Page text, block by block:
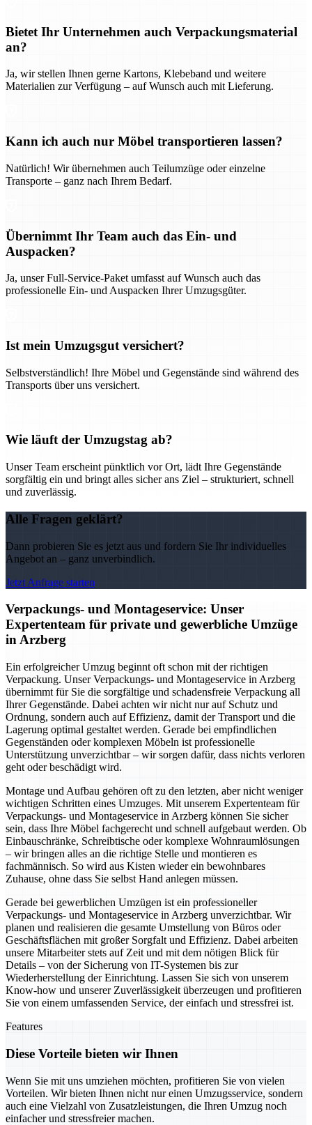
Bietet Ihr Unternehmen auch Verpackungsmaterial
an?
Ja, wir stellen Ihnen gerne Kartons, Klebeband und weitere
Materialien zur Verfügung – auf Wunsch auch mit Lieferung.
Kann ich auch nur Möbel transportieren lassen?
Natürlich! Wir übernehmen auch Teilumzüge oder einzelne
Transporte – ganz nach Ihrem Bedarf.
Übernimmt Ihr Team auch das Ein- und
Auspacken?
Ja, unser Full-Service-Paket umfasst auf Wunsch auch das
professionelle Ein- und Auspacken Ihrer Umzugsgüter.
Ist mein Umzugsgut versichert?
Selbstverständlich! Ihre Möbel und Gegenstände sind während des
Transports über uns versichert.
Wie läuft der Umzugstag ab?
Unser Team erscheint pünktlich vor Ort, lädt Ihre Gegenstände
sorgfältig ein und bringt alles sicher ans Ziel – strukturiert, schnell
und zuverlässig.
Alle Fragen geklärt?
Dann probieren Sie es jetzt aus und fordern Sie Ihr individuelles
Angebot an – ganz unverbindlich.
Jetzt Anfrage starten
Verpackungs- und Montageservice: Unser
Expertenteam für private und gewerbliche Umzüge
in Arzberg
Ein erfolgreicher Umzug beginnt oft schon mit der richtigen
Verpackung. Unser Verpackungs- und Montageservice in Arzberg
übernimmt für Sie die sorgfältige und schadensfreie Verpackung all
Ihrer Gegenstände. Dabei achten wir nicht nur auf Schutz und
Ordnung, sondern auch auf Effizienz, damit der Transport und die
Lagerung optimal gestaltet werden. Gerade bei empfindlichen
Gegenständen oder komplexen Möbeln ist professionelle
Unterstützung unverzichtbar – wir sorgen dafür, dass nichts verloren
geht oder beschädigt wird.
Montage und Aufbau gehören oft zu den letzten, aber nicht weniger
wichtigen Schritten eines Umzuges. Mit unserem Expertenteam für
Verpackungs- und Montageservice in Arzberg können Sie sicher
sein, dass Ihre Möbel fachgerecht und schnell aufgebaut werden. Ob
Einbauschränke, Schreibtische oder komplexe Wohnraumlösungen
– wir bringen alles an die richtige Stelle und montieren es
fachmännisch. So wird aus Kisten wieder ein bewohnbares
Zuhause, ohne dass Sie selbst Hand anlegen müssen.
Gerade bei gewerblichen Umzügen ist ein professioneller
Verpackungs- und Montageservice in Arzberg unverzichtbar. Wir
planen und realisieren die gesamte Umstellung von Büros oder
Geschäftsflächen mit großer Sorgfalt und Effizienz. Dabei arbeiten
unsere Mitarbeiter stets auf Zeit und mit dem nötigen Blick für
Details – von der Sicherung von IT-Systemen bis zur
Wiederherstellung der Einrichtung. Lassen Sie sich von unserem
Know-how und unserer Zuverlässigkeit überzeugen und profitieren
Sie von einem umfassenden Service, der einfach und stressfrei ist.
Features
Diese Vorteile bieten wir Ihnen
Wenn Sie mit uns umziehen möchten, profitieren Sie von vielen
Vorteilen. Wir bieten Ihnen nicht nur einen Umzugsservice, sondern
auch eine Vielzahl von Zusatzleistungen, die Ihren Umzug noch
einfacher und stressfreier machen.